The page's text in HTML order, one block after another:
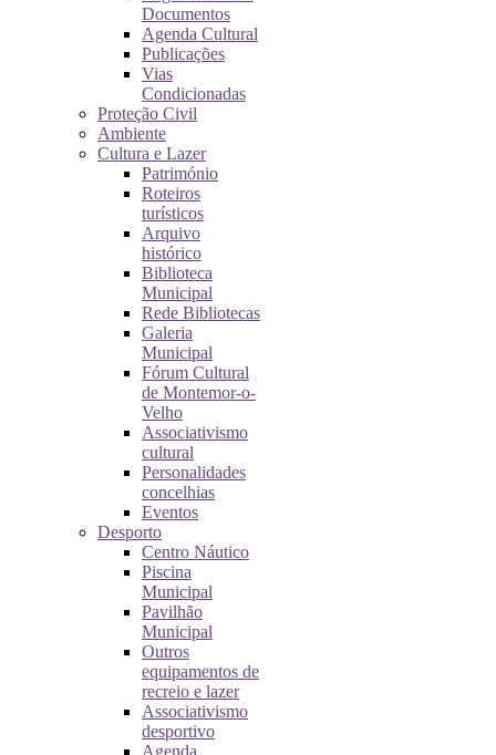
Documentos
Agenda Cultural
Publicações
Vias
Condicionadas
Proteção Civil
Ambiente
Cultura e Lazer
Património
Roteiros
turísticos
Arquivo
histórico
Biblioteca
Municipal
Rede Bibliotecas
Galeria
Municipal
Fórum Cultural
de Montemor-o-
Velho
Associativismo
cultural
Personalidades
concelhias
Eventos
Desporto
Centro Náutico
Piscina
Municipal
Pavilhão
Municipal
Outros
equipamentos de
recreio e lazer
Associativismo
desportivo
Agenda